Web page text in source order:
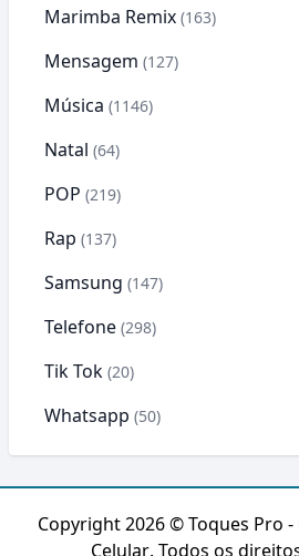
Marimba Remix (163)
Mensagem (127)
Música (1146)
Natal (64)
POP (219)
Rap (137)
Samsung (147)
Telefone (298)
Tik Tok (20)
Whatsapp (50)
Copyright 2026 ©Toques Pro
Celular. Todos os